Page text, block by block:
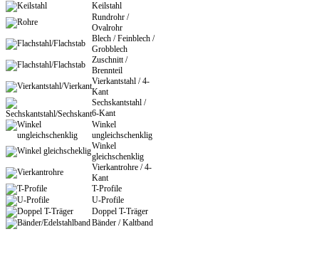
Keilstahl
Rundrohr /
Ovalrohr
Blech / Feinblech /
Grobblech
Zuschnitt /
Brennteil
Vierkantstahl / 4-
Kant
Sechskantstahl /
6-Kant
Winkel
ungleichschenklig
Winkel
gleichschenklig
Vierkantrohre / 4-
Kant
T-Profile
U-Profile
Doppel T-Träger
Bänder / Kaltband